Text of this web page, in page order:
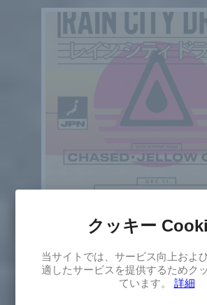
Rain City Drive
レイン・シティ・ドライブ
Japan Tour 2026
×
Select
Version
クッキー
当サイトでは、サービス向上およ
適したサービスを提供するためク
ています。 詳細